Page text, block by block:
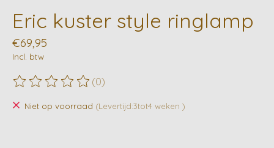
Eric kuster style ringlamp
€69,95
Incl. btw
De beoordeling van dit product is
(0)
Niet op voorraad (Levertijd:3tot4 weken )